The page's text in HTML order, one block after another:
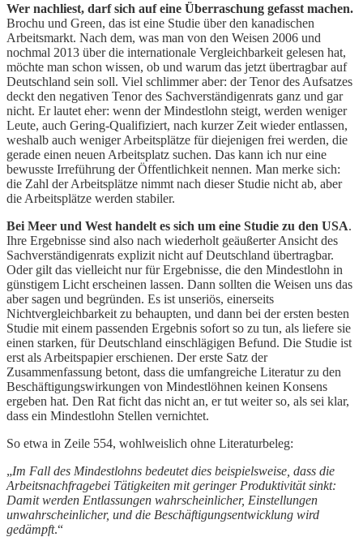
Wer nachliest, darf sich auf eine Überraschung gefasst machen.
Brochu und Green, das ist eine Studie über den kanadischen
Arbeitsmarkt. Nach dem, was man von den Weisen 2006 und
nochmal 2013 über die internationale Vergleichbarkeit gelesen hat,
möchte man schon wissen, ob und warum das jetzt übertragbar auf
Deutschland sein soll. Viel schlimmer aber: der Tenor des Aufsatzes
deckt den negativen Tenor des Sachverständigenrats ganz und gar
nicht. Er lautet eher: wenn der Mindestlohn steigt, werden weniger
Leute, auch Gering-Qualifiziert, nach kurzer Zeit wieder entlassen,
weshalb auch weniger Arbeitsplätze für diejenigen frei werden, die
gerade einen neuen Arbeitsplatz suchen. Das kann ich nur eine
bewusste Irreführung der Öffentlichkeit nennen. Man merke sich:
die Zahl der Arbeitsplätze nimmt nach dieser Studie nicht ab, aber
die Arbeitsplätze werden stabiler.
Bei Meer und West handelt es sich um eine Studie zu den USA.
Ihre Ergebnisse sind also nach wiederholt geäußerter Ansicht des
Sachverständigenrats explizit nicht auf Deutschland übertragbar.
Oder gilt das vielleicht nur für Ergebnisse, die den Mindestlohn in
günstigem Licht erscheinen lassen. Dann sollten die Weisen uns das
aber sagen und begründen. Es ist unseriös, einerseits
Nichtvergleichbarkeit zu behaupten, und dann bei der ersten besten
Studie mit einem passenden Ergebnis sofort so zu tun, als liefere sie
einen starken, für Deutschland einschlägigen Befund. Die Studie ist
erst als Arbeitspapier erschienen. Der erste Satz der
Zusammenfassung betont, dass die umfangreiche Literatur zu den
Beschäftigungswirkungen von Mindestlöhnen keinen Konsens
ergeben hat. Den Rat ficht das nicht an, er tut weiter so, als sei klar,
dass ein Mindestlohn Stellen vernichtet.
So etwa in Zeile 554, wohlweislich ohne Literaturbeleg:
„Im Fall des Mindestlohns bedeutet dies beispielsweise, dass die
Arbeitsnachfragebei Tätigkeiten mit geringer Produktivität sinkt:
Damit werden Entlassungen wahrscheinlicher, Einstellungen
unwahrscheinlicher, und die Beschäftigungsentwicklung wird
gedämpft.“